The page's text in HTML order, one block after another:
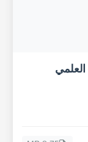
العلمي